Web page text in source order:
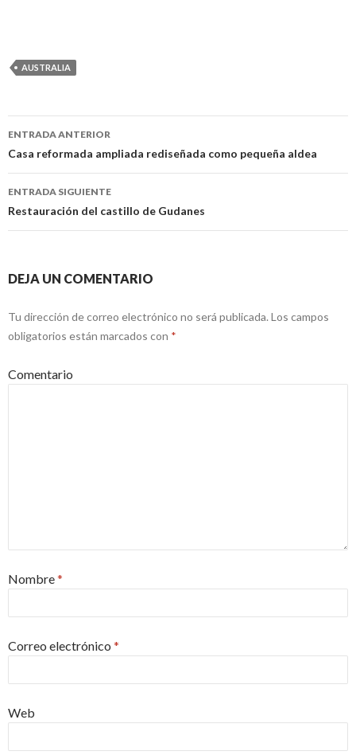
AUSTRALIA
Navegación
de
entradas
ENTRADA ANTERIOR
Casa reformada ampliada rediseñada como pequeña aldea
ENTRADA SIGUIENTE
Restauración del castillo de Gudanes
DEJA UN COMENTARIO
Tu dirección de correo electrónico no será publicada. Los campos
obligatorios están marcados con *
Comentario
Nombre*
Correo electrónico *
Web